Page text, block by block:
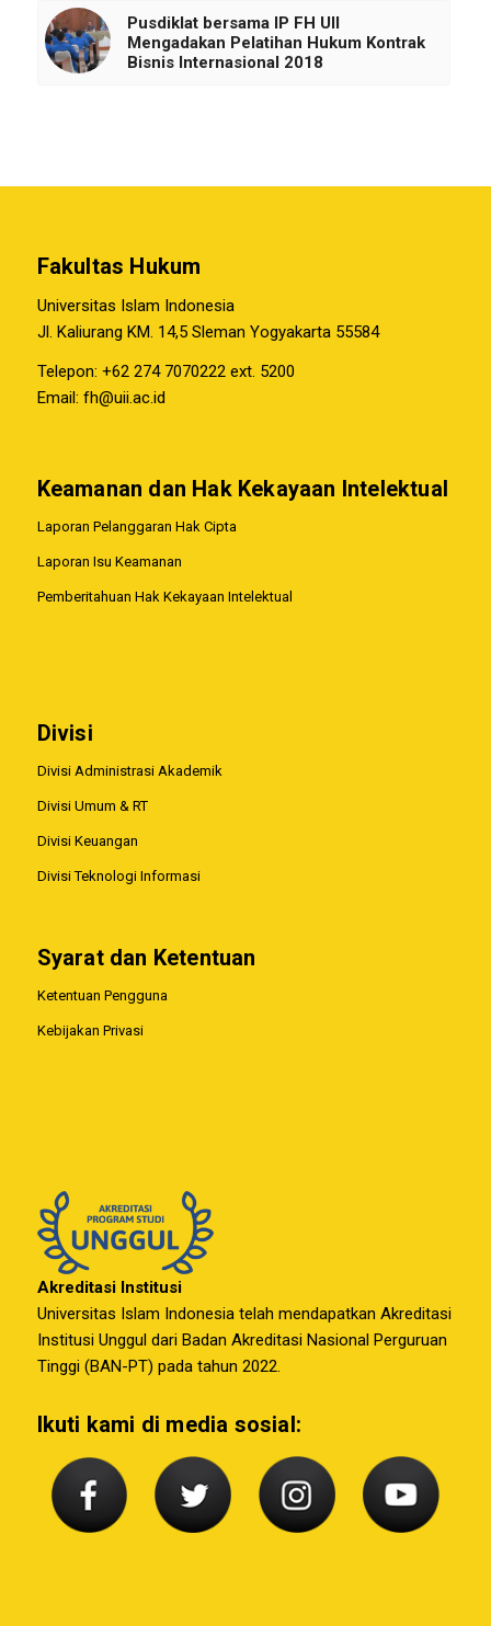
Pusdiklat bersama IP FH UII
Mengadakan Pelatihan Hukum Kontrak
Bisnis Internasional 2018
Fakultas Hukum
Universitas Islam Indonesia
Jl. Kaliurang KM. 14,5 Sleman Yogyakarta 55584
Telepon: +62 274 7070222 ext. 5200
Email: fh@uii.ac.id
Keamanan dan Hak Kekayaan Intelektual
Laporan Pelanggaran Hak Cipta
Laporan Isu Keamanan
Pemberitahuan Hak Kekayaan Intelektual
Divisi
Divisi Administrasi Akademik
Divisi Umum & RT
Divisi Keuangan
Divisi Teknologi Informasi
Syarat dan Ketentuan
Ketentuan Pengguna
Kebijakan Privasi
Akreditasi Institusi
Universitas Islam Indonesia telah mendapatkan Akreditasi
Institusi Unggul dari Badan Akreditasi Nasional Perguruan
Tinggi (BAN-PT) pada tahun 2022.
Ikuti kami di media sosial: